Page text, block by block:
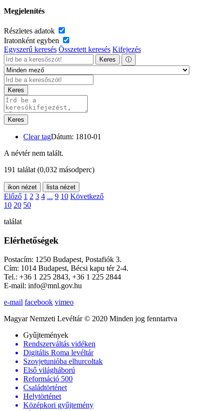
Megjelenítés
Részletes adatok
Iratonként egyben
Egyszerű keresés Összetett keresés Kifejezés
Keres ⓘ
Keres
Keres
Clear tagDátum: 1810-01
A névtér nem talált.
191 találat (0,032 másodperc)
ikon nézet lista nézet
Előző 1 2 3 4 ... 9 10 Következő
10 20 50
találat
Elérhetőségek
Postacím: 1250 Budapest, Postafiók 3.
Cím: 1014 Budapest, Bécsi kapu tér 2-4.
Tel.: +36 1 225 2843, +36 1 225 2844
E-mail: info@mnl.gov.hu
e-mail facebook vimeo
Magyar Nemzeti Levéltár © 2020 Minden jog fenntartva
Gyűjtemények
Rendszerváltás vidéken
Digitális Roma levéltár
Szovjetunióba elhurcoltak
Első világháború
Reformáció 500
Családtörténet
Helytörténet
Középkori gyűjtemény